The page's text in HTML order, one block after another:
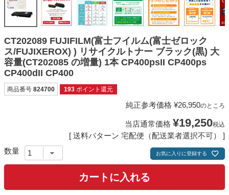
ご利用ガイド
よくある質問
お問い合わせ
会員専用商品
説明書ダウンロード
CT202089 FUJIFILM(富士フイルム(富士ゼロック
ス/FUJIXEROX) ) リサイクルトナー ブラック(黒) 大
容量(CT202085 の増量) 1本 CP400psII CP400ps
CP400dII CP400
商品番号 824700 193 ポイント還元
純正参考価格 ¥26,950のところ
当店通常価格 ¥19,250税込
送料パターン 宅配便（配送業者選択不可）
お気に入りに登録する
カートに入れる